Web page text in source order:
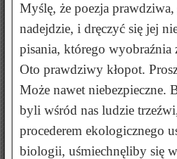
Myślę, że poezja
nadejdzie, i dręczyć się jej
pisania, którego wyobraźnia
Oto prawdziwy kłopot.
Może nawet niebezpieczne.
byli wśród nas ludzie
procederem ekologicznego
biologii, uśmiechnęliby się